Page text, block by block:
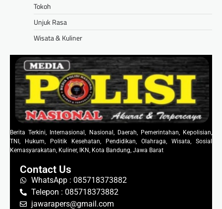
Tokoh
Unjuk Rasa
Wisata & Kuliner
Berita Terkini, Internasional, Nasional, Daerah, Pemerintahan, Kepolisian,
TNI, Hukum, Politik Kesehatan, Pendidikan, Olahraga, Wisata, Sosial
Kemasyarakatan, Kuliner, IKN, Kota Bandung, Jawa Barat
Contact Us
WhatsApp : 085718373882
Telepon : 085718373882
jawarapers@gmail.com